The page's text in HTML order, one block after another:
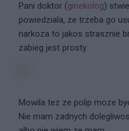
Pani doktor (ginekolog)
powiedziala, ze trzeba go
narkoza to jakos strasznie
zabieg jest prosty
Mowila tez ze polip moze
Nie mam zadnych